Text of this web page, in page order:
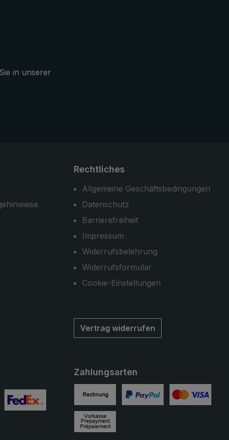
auch
in
in unserer
Rechtliches
Allgemeine Geschäftsbedingungen
Datenschutz
Barrierefreiheit
Impressum
Widerrufsbelehrung
Widerrufsformular
Cookie-Einstellungen
Vertrag widerrufen
Benutzerdefiniertes Bild 3
Zahlungsarten
Rechnung